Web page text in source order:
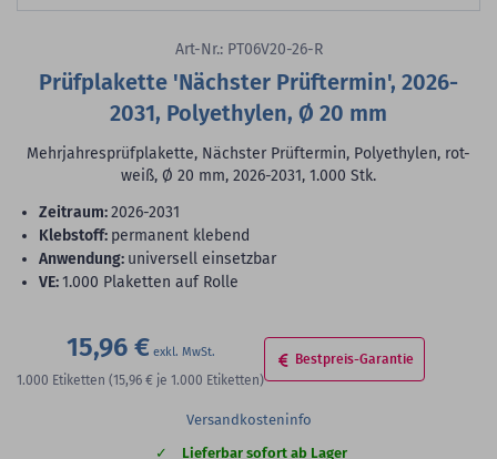
Art-Nr.: PT06V20-26-R
Prüfplakette 'Nächster Prüftermin', 2026-
2031, Polyethylen, Ø 20 mm
Mehrjahresprüfplakette, Nächster Prüftermin, Polyethylen, rot-
weiß, Ø 20 mm, 2026-2031, 1.000 Stk.
Zeitraum:2026-2031
Klebstoff: permanent klebend
Anwendung: universell einsetzbar
VE:1.000 Plaketten auf Rolle
15,96 €
1.000 Etiketten (15,96 € je 1.000 Etiketten)
Bestpreis-Garantie
Versandkosteninfo
Lieferbar sofort ab Lager